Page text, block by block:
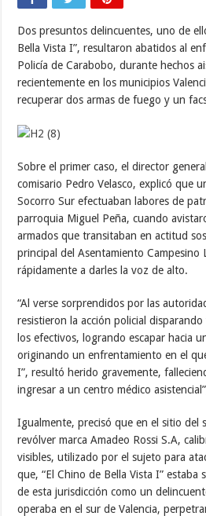
Dos presuntos delincuentes, uno de
Bella Vista I”, resultaron abatidos al
Policía de Carabobo, durante hechos
recientemente en los municipios
recuperar dos armas de fuego y un
Sobre el primer caso, el director
comisario Pedro Velasco, explicó que
Socorro Sur efectuaban labores de
parroquia Miguel Peña, cuando
armados que transitaban en actitud
principal del Asentamiento Campesino
rápidamente a darles la voz de alto.
“Al verse sorprendidos por las
resistieron la acción policial
los efectivos, logrando escapar hacia
originando un enfrentamiento en el
I”, resultó herido gravemente,
ingresar a un centro médico
Igualmente, precisó que en el sitio del
revólver marca Amadeo Rossi S.A,
visibles, utilizado por el sujeto para
que, “El Chino de Bella Vista I”
de esta jurisdicción como un
operaba en el sur de Valencia,